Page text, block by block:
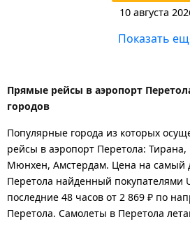
10 августа
Показать
Прямые рейсы в аэропорт
городов
Популярные города из которых
рейсы в аэропорт Перетола:
Мюнхен, Амстердам. Цена на самый
Перетола найденный покупателями
последние 48 часов от 2 869 ₽ по
Перетола. Самолеты в Перетола